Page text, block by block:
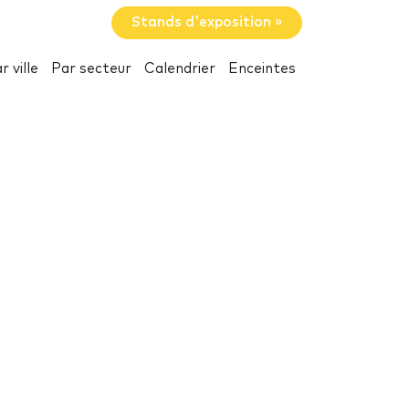
Stands d'exposition »
ville Par secteur Calendrier Enceintes